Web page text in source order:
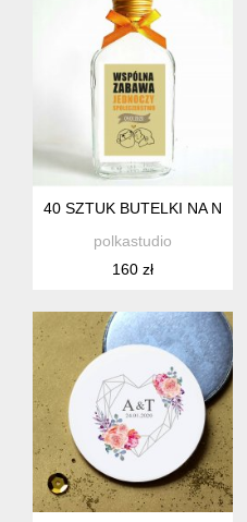
40 SZTUK BUTELKI NA
polkastudio
160 zł